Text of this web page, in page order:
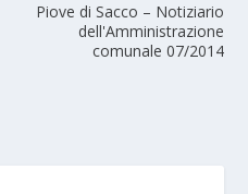
Piove di Sacco – Notiziario
dell'Amministrazione
comunale 07/2014